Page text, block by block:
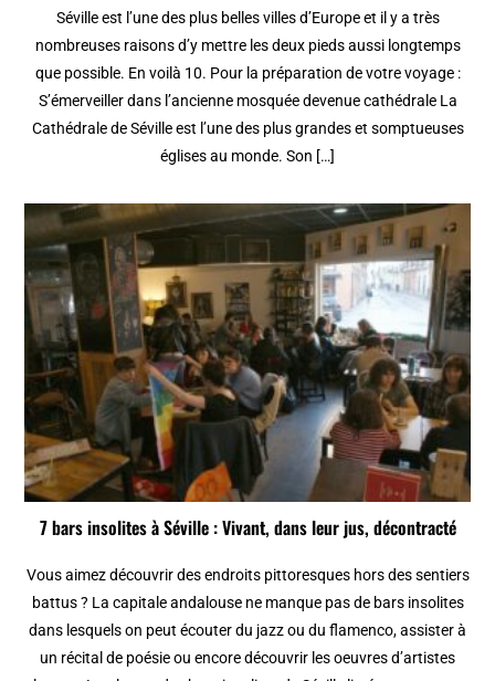
Séville est l’une des plus belles villes d’Europe et il y a très
nombreuses raisons d’y mettre les deux pieds aussi longtemps
que possible. En voilà 10. Pour la préparation de votre voyage :
S’émerveiller dans l’ancienne mosquée devenue cathédrale La
Cathédrale de Séville est l’une des plus grandes et somptueuses
églises au monde. Son […]
7 bars insolites à Séville : Vivant, dans leur jus, décontracté
Vous aimez découvrir des endroits pittoresques hors des sentiers
battus ? La capitale andalouse ne manque pas de bars insolites
dans lesquels on peut écouter du jazz ou du flamenco, assister à
un récital de poésie ou encore découvrir les oeuvres d’artistes